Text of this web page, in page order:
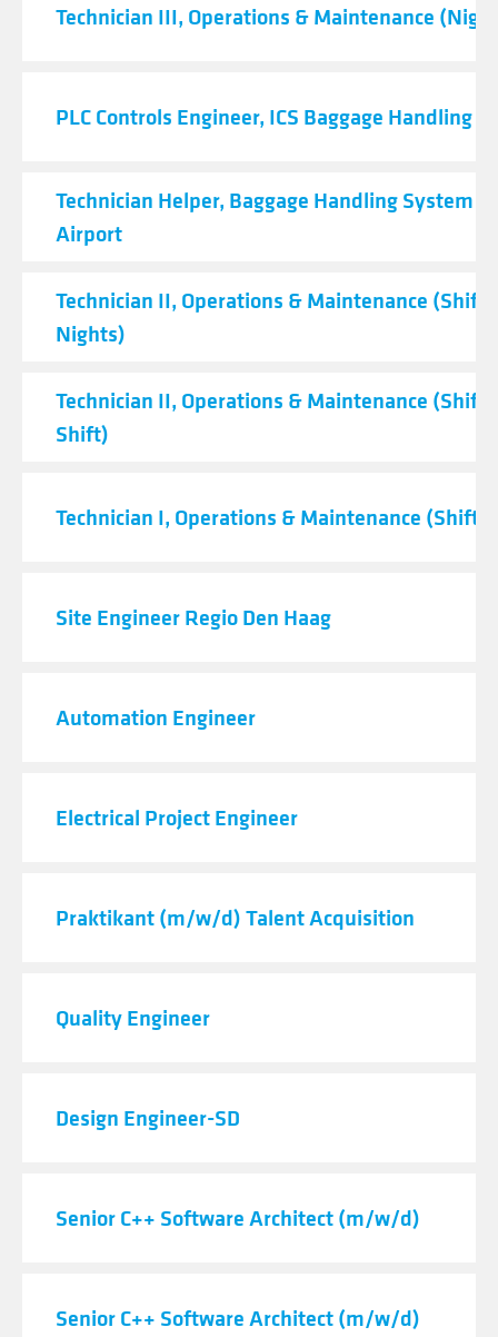
Technician III, Operations & Maintenance
PLC Controls Engineer, ICS Baggage Handling
Technician Helper, Baggage Handling System -
Airport
Technician II, Operations & Maintenance (Shift
Nights)
Technician II, Operations & Maintenance (Shift
Shift)
Technician I, Operations & Maintenance (Shift
Site Engineer Regio Den Haag
Automation Engineer
Electrical Project Engineer
Praktikant (m/w/d) Talent Acquisition
Quality Engineer
Design Engineer-SD
Senior C++ Software Architect (m/w/d)
Senior C++ Software Architect (m/w/d)